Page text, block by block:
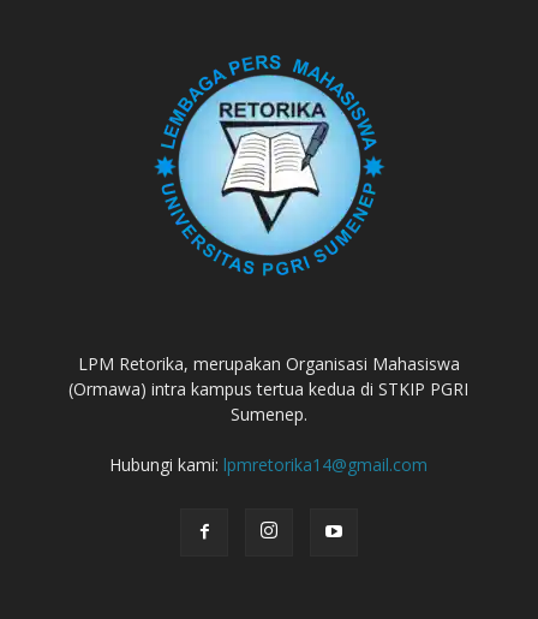
LPM Retorika, merupakan Organisasi Mahasiswa
(Ormawa) intra kampus tertua kedua di STKIP PGRI
Sumenep.
Hubungi kami: lpmretorika14@gmail.com